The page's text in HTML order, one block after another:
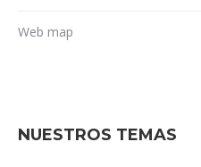
Web map
NUESTROS TEMAS